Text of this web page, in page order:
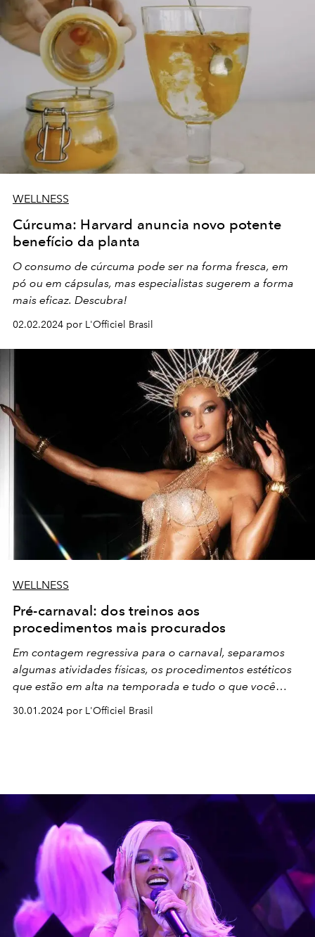
WELLNESS
Cúrcuma: Harvard anuncia novo potente
benefício da planta
O consumo de cúrcuma pode ser na forma fresca, em
pó ou em cápsulas, mas especialistas sugerem a forma
mais eficaz. Descubra!
02.02.2024 por L'Officiel Brasil
WELLNESS
Pré-carnaval: dos treinos aos
procedimentos mais procurados
Em contagem regressiva para o carnaval, separamos
algumas atividades físicas, os procedimentos estéticos
que estão em alta na temporada e tudo o que você
precisa saber sobre eles:
30.01.2024 por L'Officiel Brasil